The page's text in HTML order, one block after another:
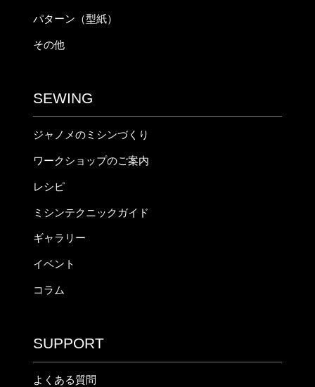
パターン（型紙）
その他
SEWING
ジャノメのミシンづくり
ワークショップのご案内
レシピ
ミシンテクニックガイド
ギャラリー
イベント
コラム
SUPPORT
よくある質問